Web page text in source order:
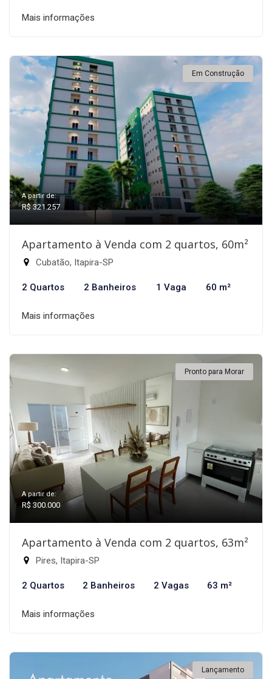
Mais informações
Em Construção
A partir de:
R$ 321.257
Apartamento à Venda com 2 quartos, 60m²
Cubatão, Itapira-SP
2 Quartos 2 Banheiros 1 Vaga 60 m²
Mais informações
Pronto para Morar
A partir de:
R$ 300.000
Apartamento à Venda com 2 quartos, 63m²
Pires, Itapira-SP
2 Quartos 2 Banheiros 2 Vagas 63 m²
Mais informações
Lançamento